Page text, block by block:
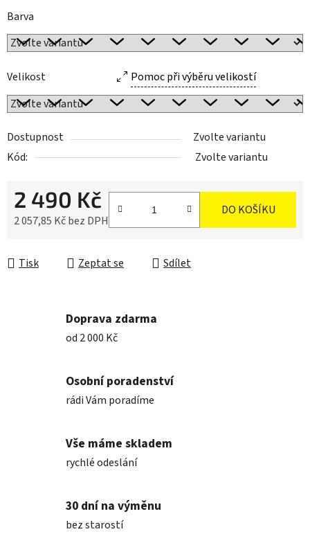
Barva
Velikost Pomoc při výběru velikostí
Dostupnost
Zvolte variantu
Kód:
Zvolte variantu
2 490 Kč
2 057,85 Kč bez DPH
DO KOŠÍKU
Tisk Zeptat se Sdílet
Doprava zdarma
od 2 000 Kč
Osobní poradenství
rádi Vám poradíme
Vše máme skladem
rychlé odeslání
30 dní na výměnu
bez starostí